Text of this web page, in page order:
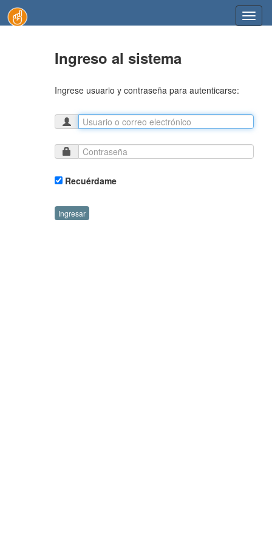
Ingreso al sistema
Ingrese usuario y contraseña para autenticarse:
Recuérdame
Ingresar